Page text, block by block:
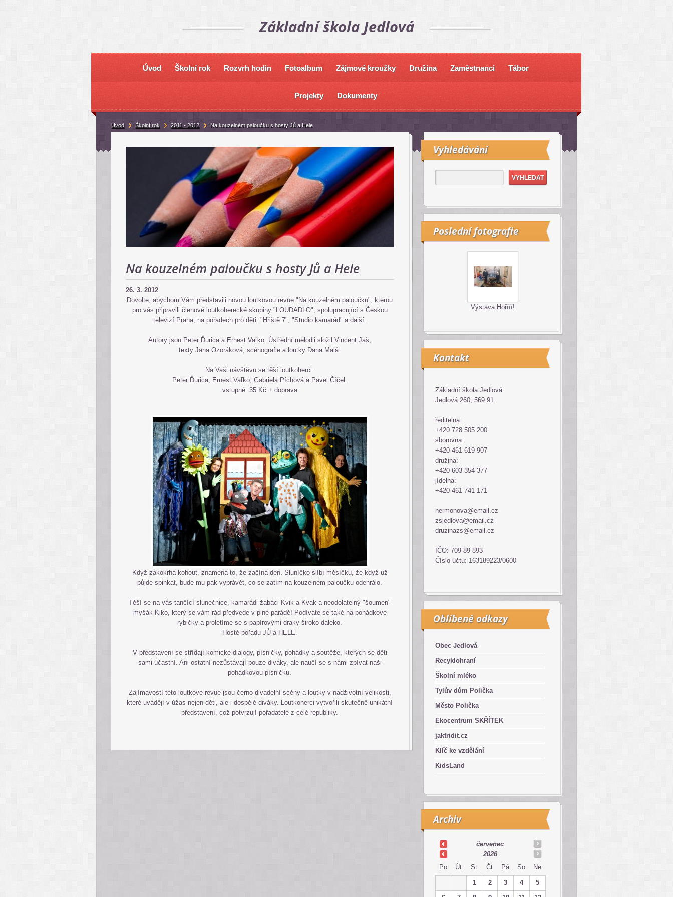
Základní škola Jedlová
Úvod Školní rok Rozvrh hodin Fotoalbum Zájmové kroužky Družina Zaměstnanci Tábor
Projekty Dokumenty
Na kouzelném paloučku s hosty Jů a Hele
26. 3. 2012
Dovolte, abychom Vám představili novou loutkovou revue "Na kouzelném paloučku", kterou
pro vás připravili členové loutkoherecké skupiny "LOUDADLO", spolupracující s Českou
televizí Praha, na pořadech pro děti: "Hřiště 7", "Studio kamarád" a další.
Autory jsou Peter Ďurica a Ernest Vaľko. Ústřední melodii složil Vincent Jaš,
texty Jana Ozoráková, scénografie a loutky Dana Malá.
Na Vaši návštěvu se těší loutkoherci:
Peter Ďurica, Ernest Vaľko, Gabriela Píchová a Pavel Číčel.
vstupné: 35 Kč + doprava
Když zakokrhá kohout, znamená to, že začíná den. Sluníčko slíbí měsíčku, že když už
půjde spinkat, bude mu pak vyprávět, co se zatím na kouzelném paloučku odehrálo.
Těší se na vás tančící slunečnice, kamarádi žabáci Kvik a Kvak a neodolatelný "šoumen"
myšák Kiko, který se vám rád předvede v plné parádě! Podíváte se také na pohádkové
rybičky a proletíme se s papírovými draky široko-daleko.
Hosté pořadu JŮ a HELE.
V představení se střídají komické dialogy, písničky, pohádky a soutěže, kterých se děti
sami účastní. Ani ostatní nezůstávají pouze diváky, ale naučí se s námi zpívat naši
pohádkovou písničku.
Zajímavostí této loutkové revue jsou černo-divadelní scény a loutky v nadživotní velikosti,
které uvádějí v úžas nejen děti, ale i dospělé diváky. Loutkoherci vytvořili skutečně unikátní
představení, což potvrzují pořadatelé z celé republiky.
Vyhledávání
Poslední fotografie
Výstava Hořííí!
Kontakt
Základní škola Jedlová
Jedlová 260, 569 91
ředitelna:
+420 728 505 200
sborovna:
+420 461 619 907
družina:
+420 603 354 377
jídelna:
+420 461 741 171
hermonova@email.cz
zsjedlova@email.cz
druzinazs@email.cz
IČO: 709 89 893
Číslo účtu: 163189223/0600
Oblíbené odkazy
Obec Jedlová
Recyklohraní
Školní mléko
Tylův dům Polička
Město Polička
Ekocentrum SKŘÍTEK
jaktridit.cz
Klíč ke vzdělání
KidsLand
Archiv
červenec
2026
Po
Út St Čt Pá So Ne
1 2 3 4
5
Úvod Školní rok 2011 - 2012 Na kouzelném paloučku s hosty Jů a Hele